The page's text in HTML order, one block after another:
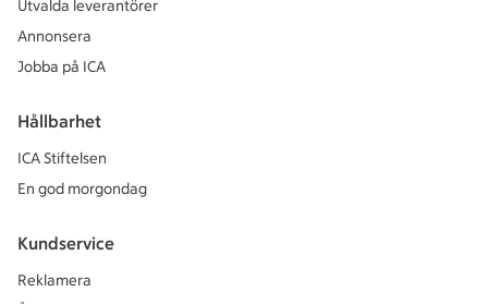
Utvalda leverantörer
Annonsera
Jobba på ICA
Hållbarhet
ICA Stiftelsen
En god morgondag
Kundservice
Reklamera